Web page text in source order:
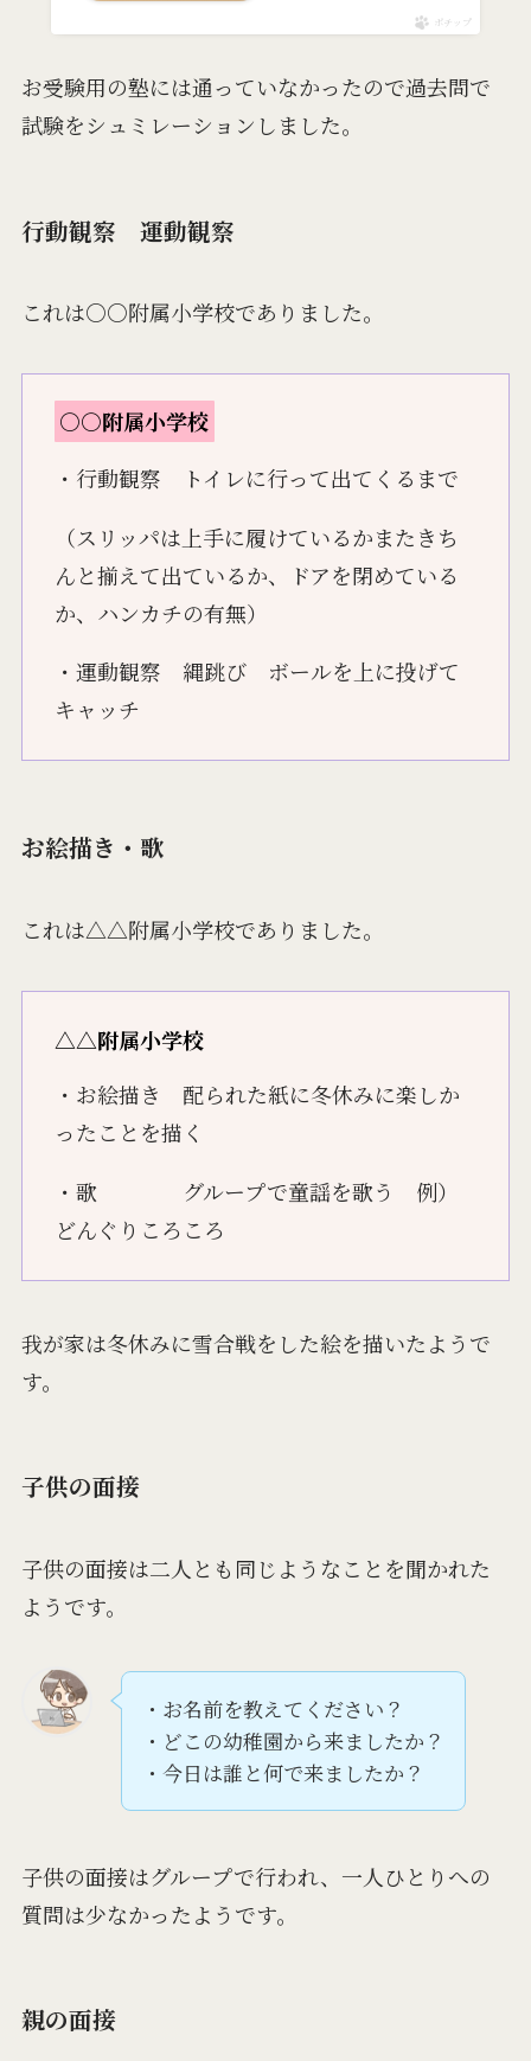
ポチップ
お受験用の塾には通っていなかったので過去問で
試験をシュミレーションしました。
行動観察 運動観察
これは○○附属小学校でありました。
○○附属小学校
・行動観察 トイレに行って出てくるまで
（スリッパは上手に履けているかまたきち
んと揃えて出ているか、ドアを閉めている
か、ハンカチの有無）
・運動観察 縄跳び ボールを上に投げて
キャッチ
お絵描き・歌
これは△△附属小学校でありました。
△△附属小学校
・お絵描き 配られた紙に冬休みに楽しか
ったことを描く
・歌 グループで童謡を歌う 例）
どんぐりころころ
我が家は冬休みに雪合戦をした絵を描いたようで
す。
子供の面接
子供の面接は二人とも同じようなことを聞かれた
ようです。
・お名前を教えてください？
・どこの幼稚園から来ましたか？
・今日は誰と何で来ましたか？
子供の面接はグループで行われ、一人ひとりへの
質問は少なかったようです。
親の面接